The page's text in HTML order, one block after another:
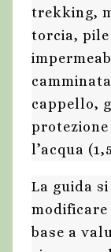
trekking,
torcia, pile
cappello,
l’acqua
La guida
base a